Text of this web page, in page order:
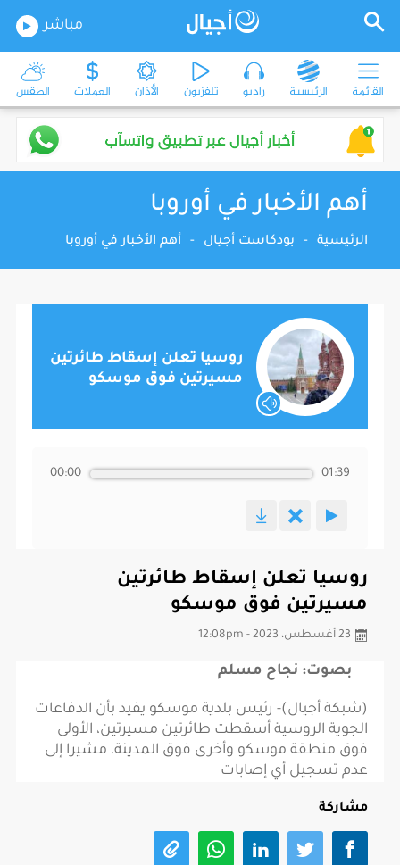
مباشر
القائمة الرئيسية راديو تلفزيون الأذان العملات الطقس
أهم الأخبار في أوروبا
الرئيسية - بودكاست أجيال - أهم الأخبار في أوروبا
روسيا تعلن إسقاط طائرتين
مسيرتين فوق موسكو
00:00 01:39
روسيا تعلن إسقاط طائرتين
مسيرتين فوق موسكو
23 أغسطس، 2023 - 12:08pm
بصوت: نجاح مسلم
(شبكة أجيال)- رئيس بلدية موسكو يفيد بأن الدفاعات
الجوية الروسية أسقطت طائرتين مسيرتين، الأولى
فوق منطقة موسكو وأخرى فوق المدينة، مشيرا إلى
عدم تسجيل أي إصابات
مشاركة